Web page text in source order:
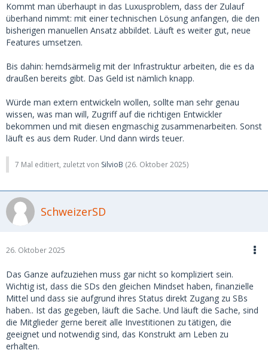
Kommt man überhaupt in das Luxusproblem, dass der Zulauf
überhand nimmt: mit einer technischen Lösung anfangen, die den
bisherigen manuellen Ansatz abbildet. Läuft es weiter gut, neue
Features umsetzen.
Bis dahin: hemdsärmelig mit der Infrastruktur arbeiten, die es da
draußen bereits gibt. Das Geld ist nämlich knapp.
Würde man extern entwickeln wollen, sollte man sehr genau
wissen, was man will, Zugriff auf die richtigen Entwickler
bekommen und mit diesen engmaschig zusammenarbeiten. Sonst
läuft es aus dem Ruder. Und dann wirds teuer.
7 Mal editiert, zuletzt von SilvioB (26. Oktober 2025)
SchweizerSD
26. Oktober 2025
Das Ganze aufzuziehen muss gar nicht so kompliziert sein.
Wichtig ist, dass die SDs den gleichen Mindset haben, finanzielle
Mittel und dass sie aufgrund ihres Status direkt Zugang zu SBs
haben.. Ist das gegeben, läuft die Sache. Und läuft die Sache, sind
die Mitglieder gerne bereit alle Investitionen zu tätigen, die
geeignet und notwendig sind, das Konstrukt am Leben zu
erhalten.